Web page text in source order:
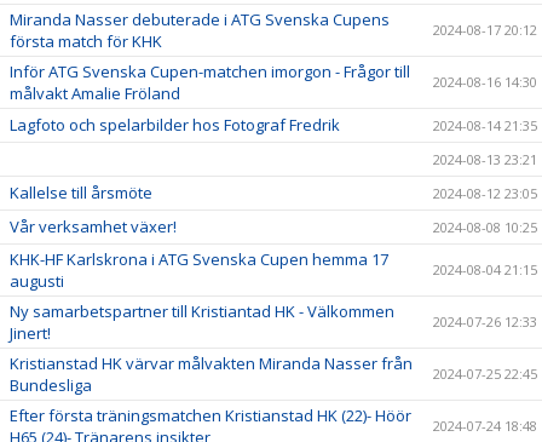
Miranda Nasser debuterade i ATG Svenska Cupens
första match för KHK
2024-08-17 20:12
Inför ATG Svenska Cupen-matchen imorgon - Frågor till
målvakt Amalie Fröland
2024-08-16 14:30
Lagfoto och spelarbilder hos Fotograf Fredrik
2024-08-14 21:35
2024-08-13 23:21
Kallelse till årsmöte 2024-08-12 23:05
Vår verksamhet växer! 2024-08-08 10:25
KHK-HF Karlskrona i ATG Svenska Cupen hemma 17
augusti
2024-08-04 21:15
Ny samarbetspartner till Kristiantad HK - Välkommen
Jinert!
2024-07-26 12:33
Kristianstad HK värvar målvakten Miranda Nasser från
Bundesliga
2024-07-25 22:45
Efter första träningsmatchen Kristianstad HK (22)- Höör
H65 (24)- Tränarens insikter
2024-07-24 18:48